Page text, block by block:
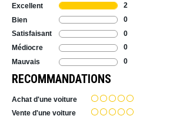
Excellent
2
Bien
0
Satisfaisant
0
Médiocre
0
Mauvais
0
RECOMMANDATIONS
Achat d'une voiture
Vente d'une voiture